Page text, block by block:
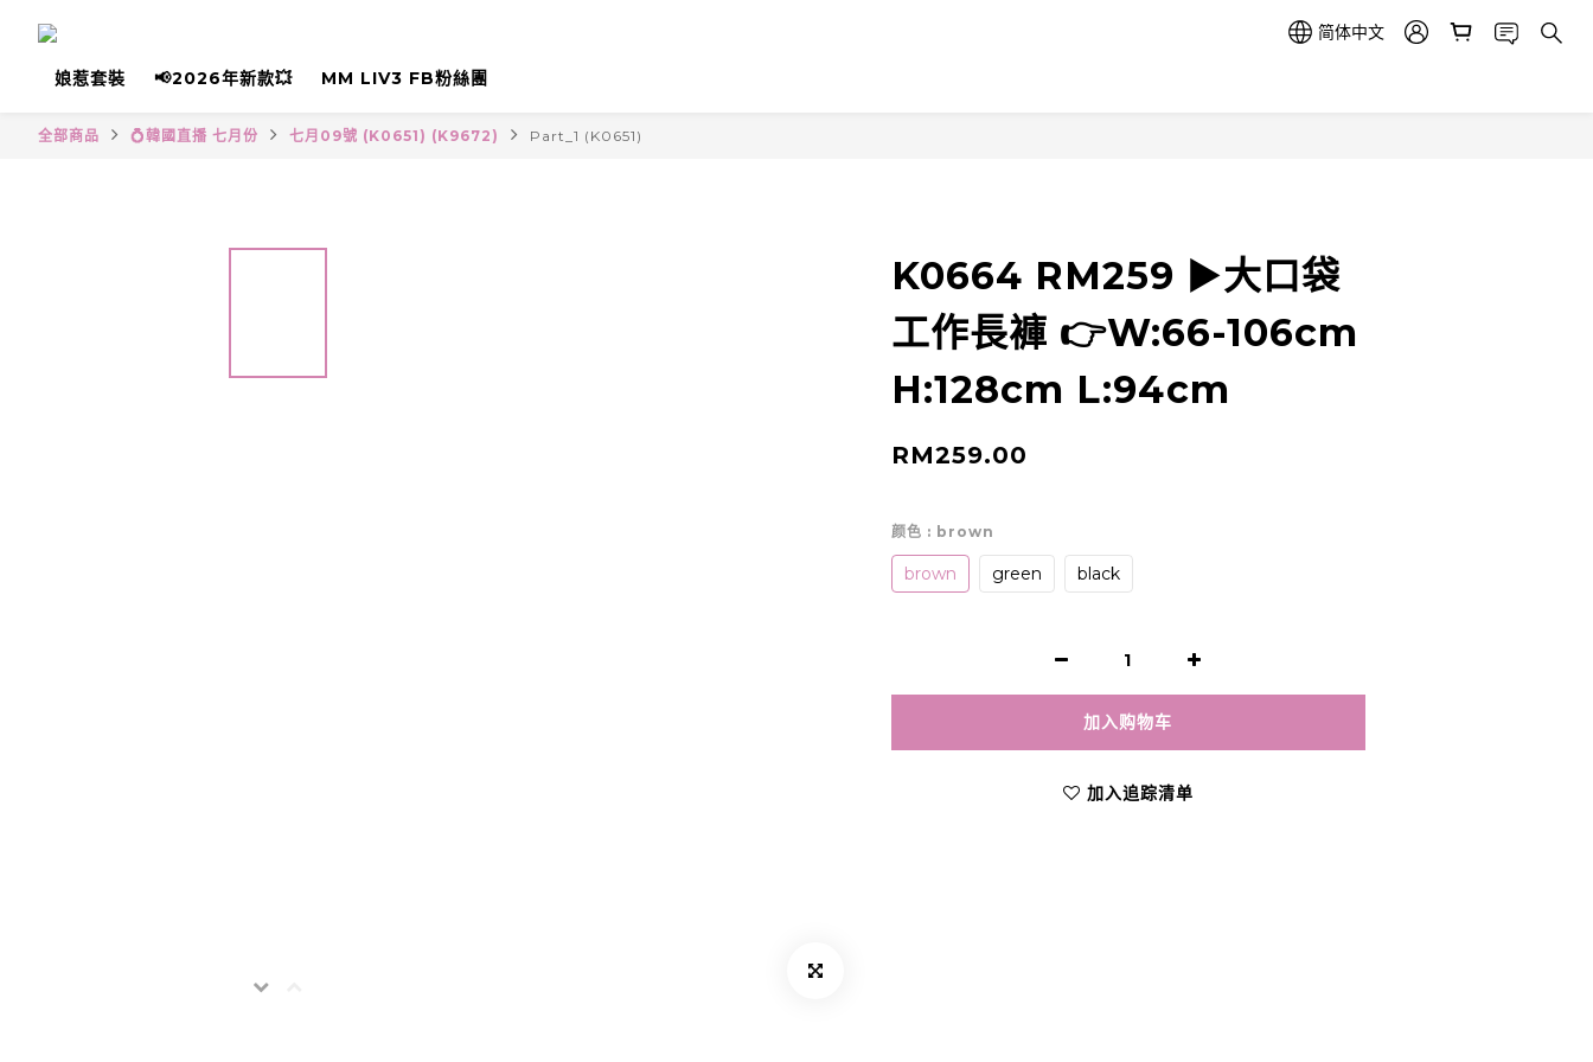
简体中文
娘惹套裝 📢2026年新款💥 MM LIV3 FB粉絲團
全部商品 💍韓國直播 七月份 七月09號 (K0651) (K9672) Part_1 (K0651)
K0664 RM259 ▶️大口袋
工作長褲 👉W:66-106cm
H:128cm L:94cm
RM259.00
颜色 : brown
brown green black
加入购物车
加入追踪清单